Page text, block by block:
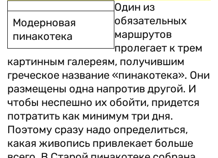
Модерновая
пинакотека
Один из
обязательных
маршрутов
пролегает к трем
картинным галереям, получившим
греческое название «пинакотека». Они
размещены одна напротив другой. И
чтобы неспешно их обойти, придется
потратить как минимум три дня.
Поэтому сразу надо определиться,
какая живопись привлекает больше